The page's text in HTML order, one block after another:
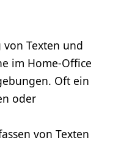
von Texten und
im Home-Office
Oft ein
oder
von Texten